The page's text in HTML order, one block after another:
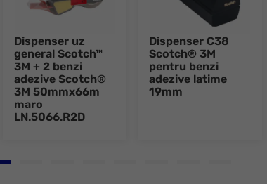
Dispenser uz
general Scotch™
3M + 2 benzi
adezive Scotch®
3M 50mmx66m
maro
LN.5066.R2D
Dispenser C38
Scotch® 3M
pentru benzi
adezive latime
19mm
to slide 1